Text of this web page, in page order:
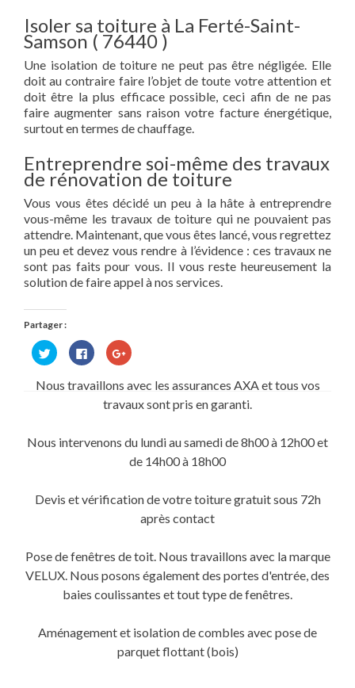
Isoler sa toiture à La Ferté-Saint-
Samson ( 76440 )
Une isolation de toiture ne peut pas être négligée. Elle
doit au contraire faire l’objet de toute votre attention et
doit être la plus efficace possible, ceci afin de ne pas
faire augmenter sans raison votre facture énergétique,
surtout en termes de chauffage.
Entreprendre soi-même des travaux
de rénovation de toiture
Vous vous êtes décidé un peu à la hâte à entreprendre
vous-même les travaux de toiture qui ne pouvaient pas
attendre. Maintenant, que vous êtes lancé, vous regrettez
un peu et devez vous rendre à l’évidence : ces travaux ne
sont pas faits pour vous. Il vous reste heureusement la
solution de faire appel à nos services.
Partager :
Cliquez
pour
partager
Twitter(ouvre
Cliquez
pour
partager
sur
Facebook(ouvre
dans
une
Cliquez
pour
Google+
dans
fenêtre)
Nous travaillons avec les assurances AXA et tous vos
travaux sont pris en garanti.
Nous intervenons du lundi au samedi de 8h00 à 12h00 et
de 14h00 à 18h00
Devis et vérification de votre toiture gratuit sous 72h
après contact
Pose de fenêtres de toit. Nous travaillons avec la marque
VELUX. Nous posons également des portes d'entrée, des
baies coulissantes et tout type de fenêtres.
Aménagement et isolation de combles avec pose de
parquet flottant (bois)